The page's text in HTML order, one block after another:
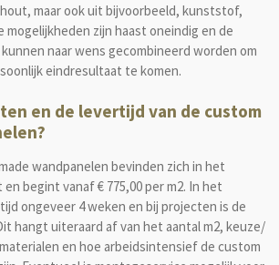
maar ook uit bijvoorbeeld, kunststof,
mogelijkheden zijn haast oneindig en de
naar wens gecombineerd worden om
eindresultaat te komen.
en de levertijd van de custom
wandpanelen bevinden zich in het
begint vanaf € 775,00 per m2. In het
ongeveer 4 weken en bij projecten is de
hangt uiteraard af van het aantal m2, keuze/
en hoe arbeidsintensief de custom